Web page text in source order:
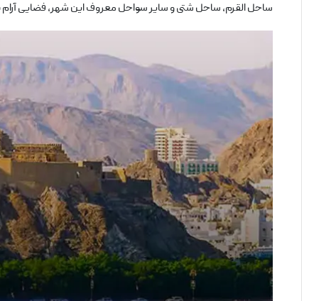
ساحل القرم، ساحل شتی و سایر سواحل معروف این شهر، فضایی آرام